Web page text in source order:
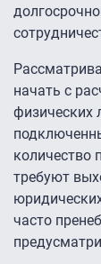
начать с
физических
количество
требуют
часто